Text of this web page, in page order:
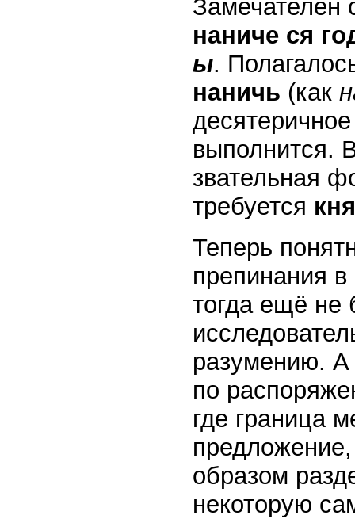
Замечателен
наниче ся
ы.
наничь (как
выполнится.
звательная
требуется
Теперь
препинания
тогда ещё
разумению. А
по
где граница
образом
некоторую